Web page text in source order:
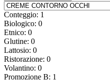
Conteggio: 1
Biologico: 0
Etnico: 0
Glutine: 0
Lattosio: 0
Ristorazione: 0
Volantino: 0
Promozione B: 1